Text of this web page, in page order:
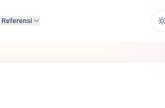
Referensi